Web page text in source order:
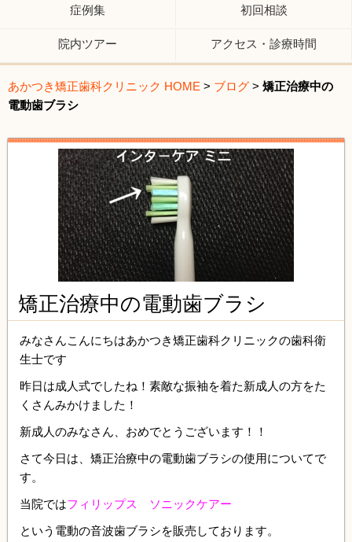
症例集 初回相談
院内ツアー アクセス・診療時間
あかつき矯正歯科クリニック HOME > ブログ > 矯正治療中の
電動歯ブラシ
矯正治療中の電動歯ブラシ
みなさんこんにちはあかつき矯正歯科クリニックの歯科衛
生士です
昨日は成人式でしたね！素敵な振袖を着た新成人の方をた
くさんみかけました！
新成人のみなさん、おめでとうございます！！
さて今日は、矯正治療中の電動歯ブラシの使用についてで
す。
当院ではフィリップス ソニックケアー
という電動の音波歯ブラシを販売しております。